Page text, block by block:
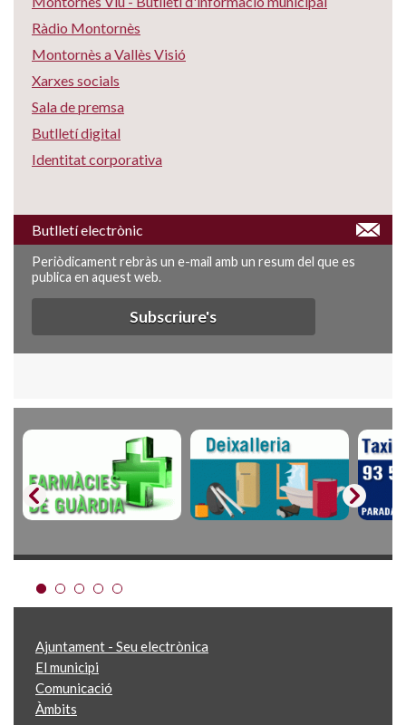
Ràdio Montornès
Montornès a Vallès Visió
Xarxes socials
Sala de premsa
Butlletí digital
Identitat corporativa
Butlletí electrònic
Periòdicament rebràs un e-mail amb un resum del que es
publica en aquest web.
Subscriure's
Ajuntament - Seu electrònica
El municipi
Comunicació
Àmbits